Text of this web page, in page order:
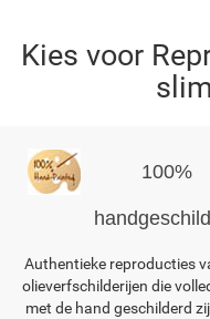
Kies voor
100%
Authentieke reproducties
olieverfschilderijen die
met de hand geschilderd